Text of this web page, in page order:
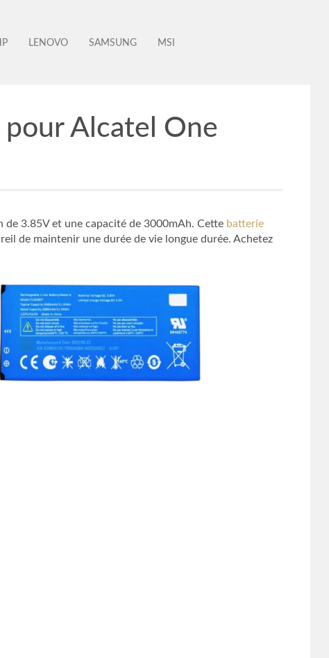
LENOVO SAMSUNG MSI
Alcatel One
3.85V et une capacité de 3000mAh. Cette batterie
de maintenir une durée de vie longue durée. Achetez